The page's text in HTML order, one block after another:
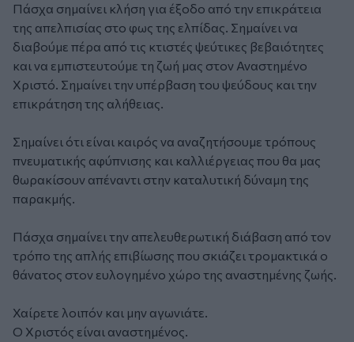
Πάσχα σημαίνει κλήση για έξοδο από την επικράτεια
της απελπισίας στο φως της ελπίδας. Σημαίνει να
διαβούμε πέρα από τις κτιστές ψεύτικες βεβαιότητες
και να εμπιστευτούμε τη ζωή μας στον Αναστημένο
Χριστό. Σημαίνει την υπέρβαση του ψεύδους και την
επικράτηση της αλήθειας.
Σημαίνει ότι είναι καιρός να αναζητήσουμε τρόπους
πνευματικής αφύπνισης και καλλιέργειας που θα μας
θωρακίσουν απέναντι στην καταλυτική δύναμη της
παρακμής.
Πάσχα σημαίνει την απελευθερωτική διάβαση από τον
τρόπο της απλής επιβίωσης που σκιάζει τρομακτικά ο
θάνατος στον ευλογημένο χώρο της αναστημένης ζωής.
Χαίρετε λοιπόν και μην αγωνιάτε.
Ο Χριστός είναι αναστημένος.